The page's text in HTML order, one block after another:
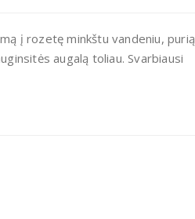
į rozetę minkštu vandeniu, purią
augalą toliau. Svarbiausi